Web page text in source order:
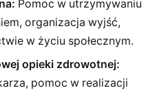
Pomoc w utrzymywaniu
organizacja wyjść,
w życiu społecznym.
opieki zdrowotnej:
pomoc w realizacji